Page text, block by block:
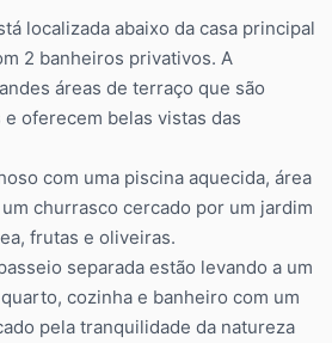
localizada abaixo da casa principal
2 banheiros privativos. A
áreas de terraço que são
oferecem belas vistas das
com uma piscina aquecida, área
churrasco cercado por um jardim
frutas e oliveiras.
separada estão levando a um
cozinha e banheiro com um
pela tranquilidade da natureza